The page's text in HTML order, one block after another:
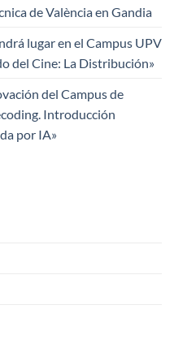
de València en Gandia
lugar en el Campus UPV
del Cine: La Distribución»
del Campus de
Introducción
por IA»